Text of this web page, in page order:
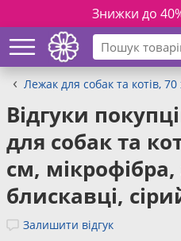
Знижки до
Лежак для собак та котів,
Відгуки
для собак та
см,
блискавці,
Залишити відгук